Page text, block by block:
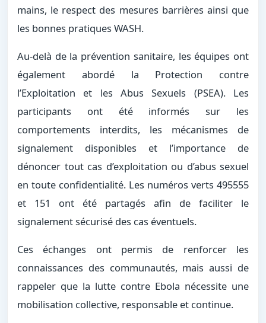
mains, le respect des mesures barrières ainsi que
les bonnes pratiques WASH.
Au-delà de la prévention sanitaire, les équipes ont
également abordé la Protection contre
l’Exploitation et les Abus Sexuels (PSEA). Les
participants ont été informés sur les
comportements interdits, les mécanismes de
signalement disponibles et l’importance de
dénoncer tout cas d’exploitation ou d’abus sexuel
en toute confidentialité. Les numéros verts 495555
et 151 ont été partagés afin de faciliter le
signalement sécurisé des cas éventuels.
Ces échanges ont permis de renforcer les
connaissances des communautés, mais aussi de
rappeler que la lutte contre Ebola nécessite une
mobilisation collective, responsable et continue.